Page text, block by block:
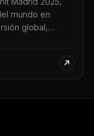
mundo en
global,
Esteban Matach,